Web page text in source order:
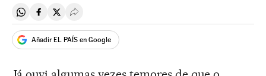
Compartir en Whatsapp
Compartir en Facebook
Compartir en Twitter
Desplegar Redes Sociales
Añadir EL PAÍS en Google